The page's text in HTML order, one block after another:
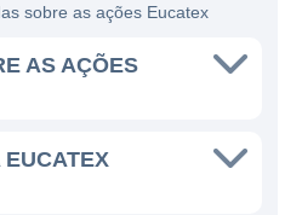
seus produtos para
um
internacional.
já que a Eucatex
visa minimizar
sobre as ações Eucatex
AS AÇÕES